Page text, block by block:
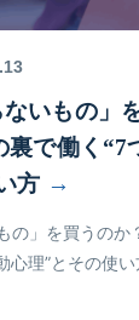
いもの」
で働く“7
方
の」を買うのか
”とその使い方 「